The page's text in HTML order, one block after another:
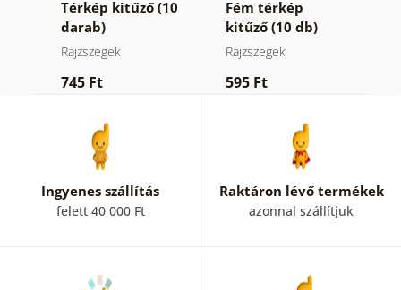
Térkép kitűző (10
darab)
Rajzszegek
745 Ft
Fém térkép
kitűző (10 db)
Rajzszegek
595 Ft
Ingyenes szállítás
felett 40 000 Ft
Raktáron lévő termékek
azonnal szállítjuk